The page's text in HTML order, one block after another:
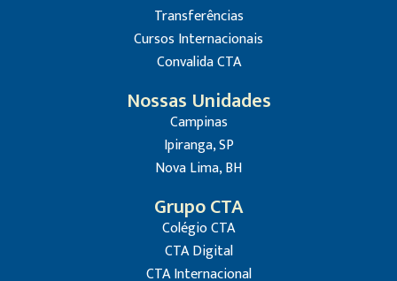
Transferências
Cursos Internacionais
Convalida CTA
Nossas Unidades
Campinas
Ipiranga, SP
Nova Lima, BH
Grupo CTA
Colégio CTA
CTA Digital
CTA Internacional